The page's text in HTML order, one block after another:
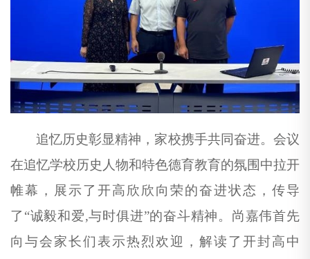
追忆历史彰显精神，家校携手共同奋进。会议
在追忆学校历史人物和特色德育教育的氛围中拉开
帷幕，展示了开高欣欣向荣的奋进状态，传导
了“诚毅和爱,与时俱进”的奋斗精神。尚嘉伟首先
向与会家长们表示热烈欢迎，解读了开封高中